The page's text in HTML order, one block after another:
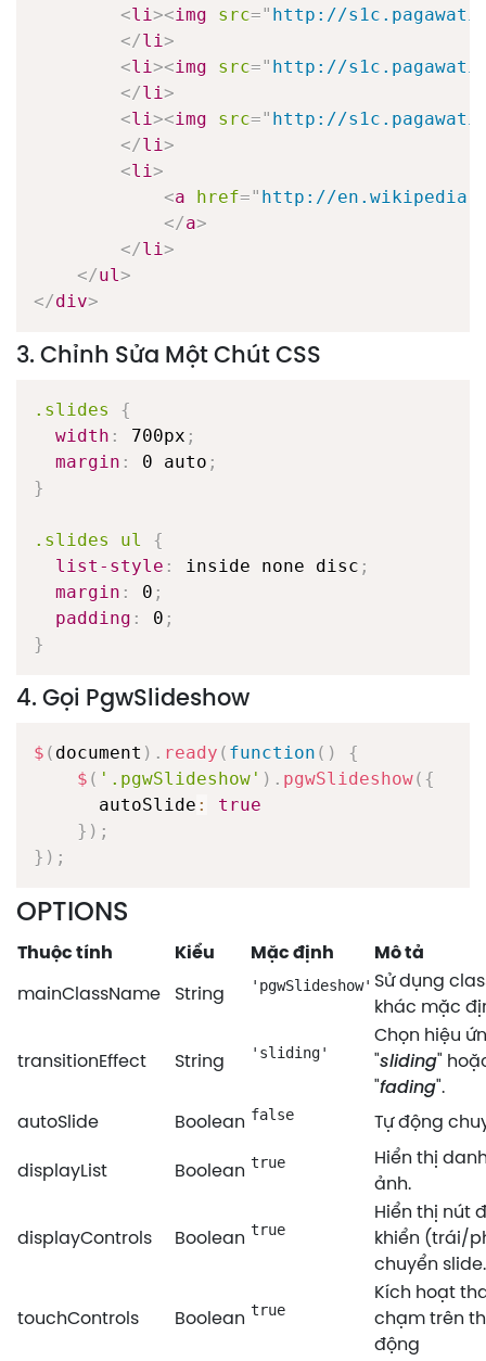
<li><img src=" http://
</li>
<li><img src=" http://
</li>
<li><img src=" http://
</li>
<li>
<a href=" http://
</a>
</li>
</ul>
</div>
3. Chỉnh Sửa Một Chút CSS
.slides
{
width : 700px ;
margin : 0 auto ;
}
.slides ul
{
list-style : inside none disc ;
margin : 0 ;
padding : 0 ;
}
4. Gọi PgwSlideshow
$ ( document ) . ready ( function ( )
{
$ ( '.pgwSlideshow' ) . pgwSlideshow( {
      autoSlide
:
true
} ) ;
} ) ;
OPTIONS
Thuộc tính Kiểu Mặc định Mô tả
mainClassName String 'pgwSlideshow' Sử dụng
khác mặc
transitionEffect String 'sliding'
Chọn hiệu
"sliding"
"fading".
autoSlide
Boolean false Tự động
displayList Boolean true
Hiển thị
ảnh.
displayControls Boolean true
Hiển thị nút
khiển (trái/
chuyển slide.
touchControls Boolean true
Kích hoạt
chạm trên
động